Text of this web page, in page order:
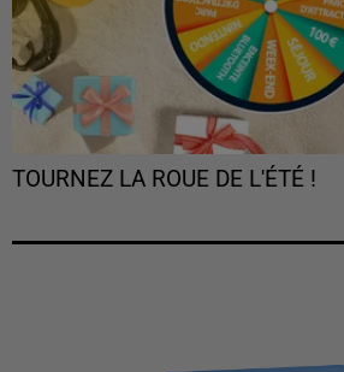
TOURNEZ LA ROUE DE L'ÉTÉ !